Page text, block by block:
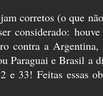
corretos (o que
considerado:
contra a
Paraguai e Brasil a
33! Feitas essas